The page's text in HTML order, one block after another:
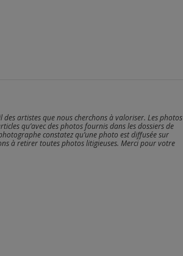
artistes que nous cherchons à valoriser. Les photos
qu’avec des photos fournis dans les dossiers de
constatez qu’une photo est diffusée sur
à retirer toutes photos litigieuses. Merci pour votre